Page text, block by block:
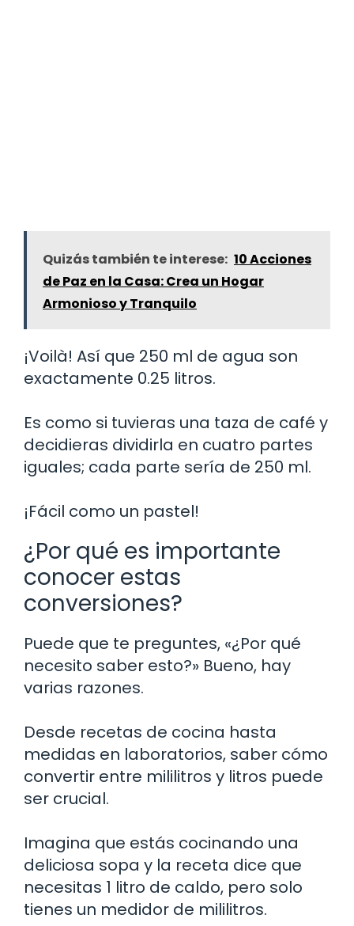
Quizás también te interese: 10 Acciones
de Paz en la Casa: Crea un Hogar
Armonioso y Tranquilo
¡Voilà! Así que 250 ml de agua son
exactamente 0.25 litros.
Es como si tuvieras una taza de café y
decidieras dividirla en cuatro partes
iguales; cada parte sería de 250 ml.
¡Fácil como un pastel!
¿Por qué es importante
conocer estas
conversiones?
Puede que te preguntes, «¿Por qué
necesito saber esto?» Bueno, hay
varias razones.
Desde recetas de cocina hasta
medidas en laboratorios, saber cómo
convertir entre mililitros y litros puede
ser crucial.
Imagina que estás cocinando una
deliciosa sopa y la receta dice que
necesitas 1 litro de caldo, pero solo
tienes un medidor de mililitros.